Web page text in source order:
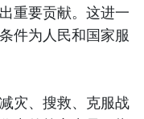
重要贡献。这进一
件为人民和国家服
灾、搜救、克服战